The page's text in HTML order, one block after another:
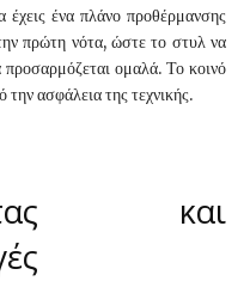
έχεις ένα πλάνο προθέρμανσης
πρώτη νότα, ώστε το στυλ να
ομαλά. Το κοινό
την ασφάλεια της τεχνικής.
και